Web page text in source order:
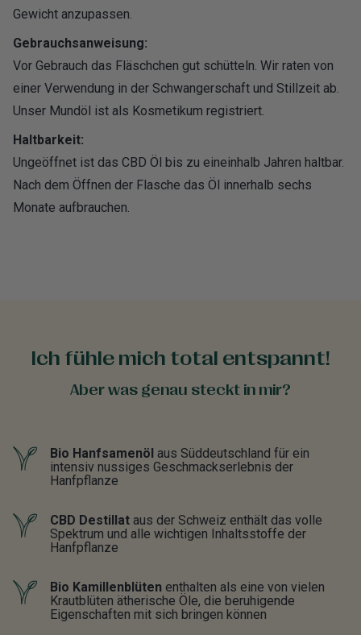
Gewicht anzupassen.
Gebrauchsanweisung:
Vor Gebrauch das Fläschchen gut schütteln. Wir raten von
einer Verwendung in der Schwangerschaft und Stillzeit ab.
Unser Mundöl ist als Kosmetikum registriert.
Haltbarkeit:
Ungeöffnet ist das CBD Öl bis zu eineinhalb Jahren haltbar.
Nach dem Öffnen der Flasche das Öl innerhalb sechs
Monate aufbrauchen.
Ich fühle mich total entspannt!
Aber was genau steckt in mir?
Bio Hanfsamenöl aus Süddeutschland für ein
intensiv nussiges Geschmackserlebnis der
Hanfpflanze
CBD Destillat aus der Schweiz enthält das volle
Spektrum und alle wichtigen Inhaltsstoffe der
Hanfpflanze
Bio Kamillenblüten enthalten als eine von vielen
Krautblüten ätherische Öle, die beruhigende
Eigenschaften mit sich bringen können